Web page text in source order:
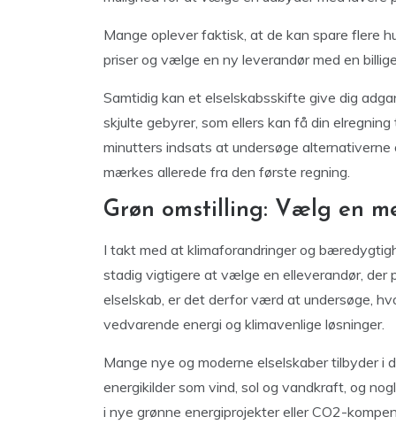
Mange oplever faktisk, at de kan spare flere
priser og vælge en ny leverandør med en
Samtidig kan et elselskabsskifte give dig
skjulte gebyrer, som ellers kan få din
minutters indsats at undersøge
mærkes allerede fra den første regning.
Grøn omstilling: Vælg en
I takt med at klimaforandringer og
stadig vigtigere at vælge en elleverandør, der
elselskab, er det derfor værd at undersøge,
vedvarende energi og klimavenlige løsninger.
Mange nye og moderne elselskaber tilbyder i
energikilder som vind, sol og vandkraft, og
i nye grønne energiprojekter eller CO2-